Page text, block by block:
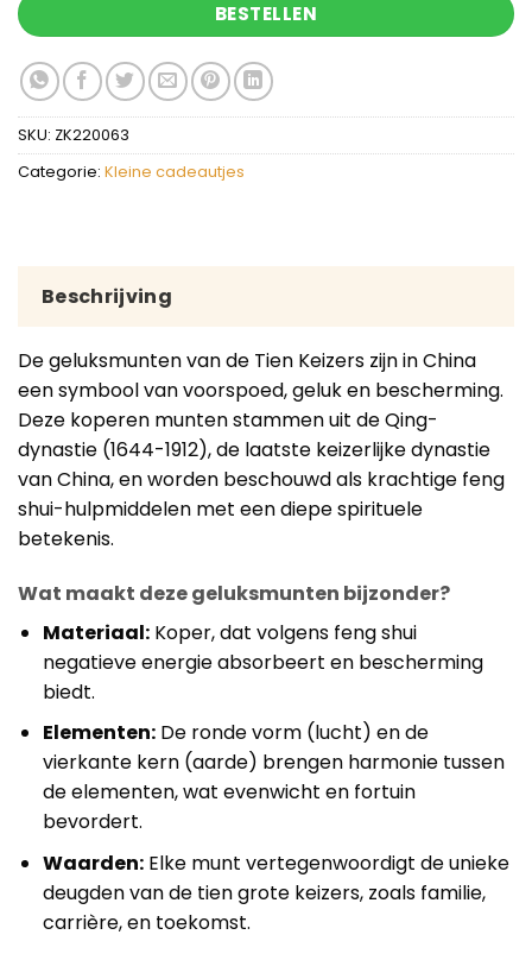
BESTELLEN
SKU: ZK220063
Categorie: Kleine cadeautjes
Beschrijving
De geluksmunten van de Tien Keizers zijn in China
een symbool van voorspoed, geluk en bescherming.
Deze koperen munten stammen uit de Qing-
dynastie (1644-1912), de laatste keizerlijke dynastie
van China, en worden beschouwd als krachtige feng
shui-hulpmiddelen met een diepe spirituele
betekenis.
Wat maakt deze geluksmunten bijzonder?
Materiaal:Koper, dat volgens feng shui
negatieve energie absorbeert en bescherming
biedt.
Elementen:De ronde vorm (lucht) en de
vierkante kern (aarde) brengen harmonie tussen
de elementen, wat evenwicht en fortuin
bevordert.
Waarden:Elke munt vertegenwoordigt de unieke
deugden van de tien grote keizers, zoals familie,
carrière, en toekomst.